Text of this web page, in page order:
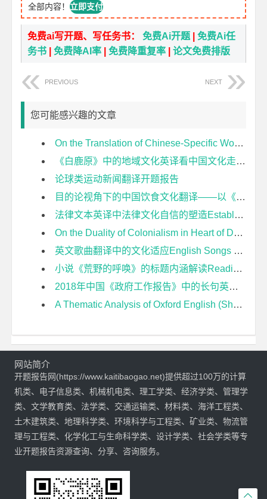
全部内容！立即支付
免费ai写开题、写任务书：免费Ai开题 |免费Ai任
务书 |免费降AI率 |免费降重复率 |论文免费排版
PREVIOUS NEXT
您可能感兴趣的文章
On the Translation of Chinese-Specific Words in Two Ways开题报告
《白鹿原》中的地域文化英译看中国文化走出去开题报告
论球类运动新闻翻译开题报告
目的论视角下的中国饮食文化翻译——以《舌尖上的中国》为例开题报告
法律文本英译中法律文化自信的塑造Establishment of Legal Cultural Confidence in the English Translation of Legal Texts开题报告
On the Duality of Colonialism in Heart of Darkness 论《黑暗之心》中的殖民主义双重性开题报告
英文歌曲翻译中的文化适应English Songs Translation—From Acculturation Theory Perspective开题报告
小说《荒野的呼唤》的标题内涵解读Reading of the Titles Implications in the Novel The Call of The Wild开题报告
2018年中国《政府工作报告》中的长句英译研究开题报告
A Thematic Analysis of Oxford English (Shanghai Version) for Grade Seven Based on Students Core Competences开题报告

网站简介
开题报告网(https://www.kaitibaogao.net)提供超过100万的计算
机类、电子信息类、机械机电类、理工学类、经济学类、管理学
类、文学教育类、法学类、交通运输类、材料类、海洋工程类、
土木建筑类、地理科学类、环境科学与工程类、矿业类、物流管
理与工程类、化学化工与生命科学类、设计学类、社会学类等专
业开题报告资源查询、分享、咨询服务。